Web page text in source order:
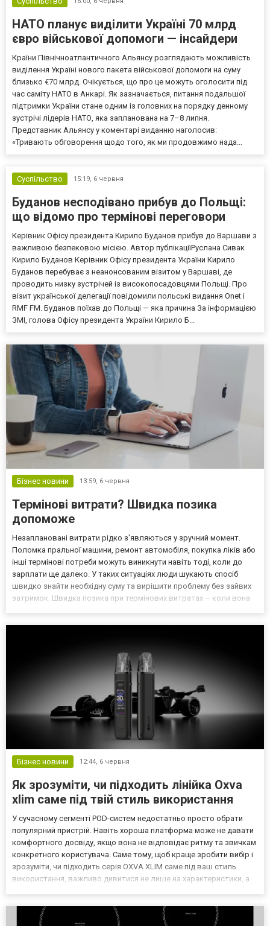
НАТО планує виділити Україні 70 млрд
євро військової допомоги — інсайдери
Країни Північноатлантичного Альянсу розглядають можливість
виділення Україні нового пакета військової допомоги на суму
близько €70 млрд. Очікується, що про це можуть оголосити під
час саміту НАТО в Анкарі. Як зазначається, питання подальшої
підтримки України стане одним із головних на порядку денному
зустрічі лідерів НАТО, яка запланована на 7–8 липня.
Представник Альянсу у коментарі виданню наголосив:
«Тривають обговорення щодо того, як ми продовжимо нада...
Суспільство 15:19, 6 червня
Буданов несподівано прибув до Польщі:
що відомо про термінові переговори
Керівник Офісу президента Кирило Буданов прибув до Варшави з
важливою безпековою місією. Автор публікаціїРуслана Сивак
Кирило Буданов Керівник Офісу президента України Кирило
Буданов перебуває з неанонсованим візитом у Варшаві, де
проводить низку зустрічей із високопосадовцями Польщі. Про
візит української делегації повідомили польські видання Onet і
RMF FM. Буданов поїхав до Польщі — яка причина За інформацією
ЗМІ, голова Офісу президента України Кирило Б...
Бізнес новини 13:59, 6 червня
Термінові витрати? Швидка позика
допоможе
Незаплановані витрати рідко з'являються у зручний момент.
Поломка пральної машини, ремонт автомобіля, покупка ліків або
інші термінові потреби можуть виникнути навіть тоді, коли до
зарплати ще далеко. У таких ситуаціях люди шукають спосіб
швидко знайти необхідну суму та вирішити проблему без зайвих
затримок. Швидка позика при термінових витратах – коли вона
Бізнес новини 12:44, 6 червня
Як зрозуміти, чи підходить лінійка Oxva
xlim саме під твій стиль використання
У сучасному сегменті POD-систем недостатньо просто обрати
популярний пристрій. Навіть хороша платформа може не давати
комфортного досвіду, якщо вона не відповідає ритму та звичкам
конкретного користувача. Саме тому, щоб краще зробити вибір і
зрозуміти, чи підходить серія OXVA XLIM саме під ваш стиль
використання, важливо дивитися не лише на характеристики, а